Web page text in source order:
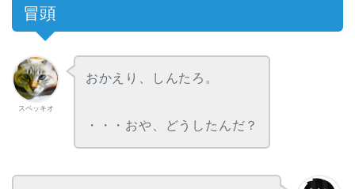
冒頭
スペッキオ
おかえり、しんたろ。
・・・おや、どうしたんだ？